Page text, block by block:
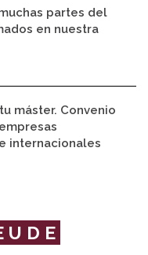
partes del
en nuestra
máster. Convenio
internacionales